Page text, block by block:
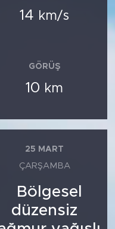
14 km/s
GÖRÜŞ
10 km
25 MART
ÇARŞAMBA